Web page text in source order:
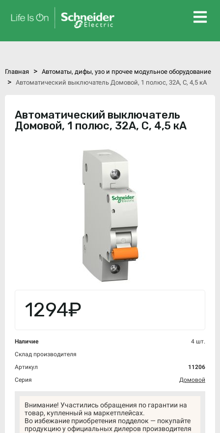
Главная > Автоматы, дифы, узо и прочее модульное оборудование
> Автоматический выключатель Домовой, 1 полюс, 32А, C, 4,5 кА
Автоматический выключатель
Домовой, 1 полюс, 32А, C, 4,5 кА
1294₽
Наличие
4 шт.
Склад производителя
Артикул
11206
Серия
Домовой
Внимание! Участились обращения по гарантии на
товар, купленный на маркетплейсах.
Во избежание приобретения подделок — покупайте
продукцию у официальных дилеров производителя